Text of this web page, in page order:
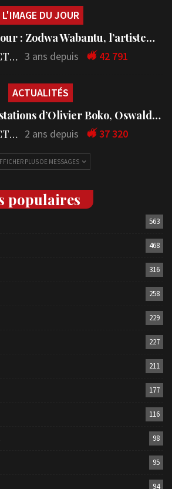
L'IMAGE DU JOUR
: Zodwa Wabantu, l’artiste…
LA REDACTION 3 ans depuis 42 791
ACTUALITÉS
d’Olivier Boko, Oswald…
LA REDACTION 2 ans depuis 37 320
PLUS DE MESSAGES
populaires
563
468
316
258
229
227
211
177
116
98
95
94